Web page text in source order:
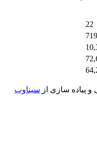
22
719
پیاده سازی از سیناوب